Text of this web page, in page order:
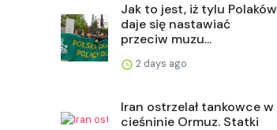
Jak to jest, iż tylu Polaków
daje się nastawiać
przeciw muzu...
2 days ago
Iran ostrzelał tankowce w
cieśninie Ormuz. Statki